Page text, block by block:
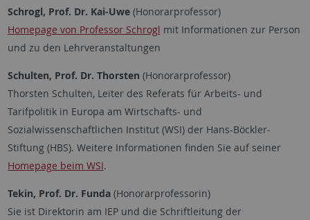
Schrogl, Prof. Dr. Kai-Uwe(Honorarprofessor)
Homepage von Professor Schrogl mit Informationen zur Person
und zu den Lehrveranstaltungen
Schulten, Prof. Dr. Thorsten (Honorarprofessor)
Thorsten Schulten, Leiter des Referats für Arbeits- und
Tarifpolitik in Europa am Wirtschafts- und
Sozialwissenschaftlichen Institut (WSI) der Hans-Böckler-
Stiftung (HBS). Weitere Informationen finden Sie auf seiner
Homepage beim WSI.
Tekin, Prof. Dr. Funda(Honorarprofessorin)
Sie ist Direktorin am IEP und die Schriftleitung der